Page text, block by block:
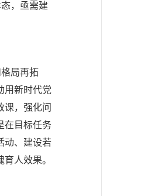
，亟需建
局再拓
用新时代党
课，强化问
在目标任务
动、建设若
人效果。